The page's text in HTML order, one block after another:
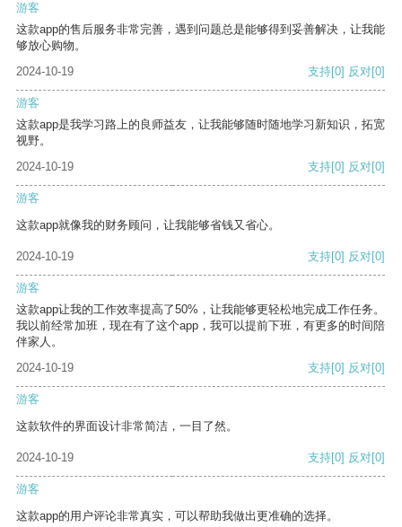
游客
这款app的售后服务非常完善，遇到问题总是能够得到妥善解决，让我能
够放心购物。
2024-10-19
支持[0] 反对[0]
游客
这款app是我学习路上的良师益友，让我能够随时随地学习新知识，拓宽
视野。
2024-10-19
支持[0] 反对[0]
游客
这款app就像我的财务顾问，让我能够省钱又省心。
2024-10-19 支持[0] 反对[0]
游客
这款app让我的工作效率提高了50%，让我能够更轻松地完成工作任务。
我以前经常加班，现在有了这个app，我可以提前下班，有更多的时间陪
伴家人。
2024-10-19
支持[0] 反对[0]
游客
这款软件的界面设计非常简洁，一目了然。
2024-10-19 支持[0] 反对[0]
游客
这款app的用户评论非常真实，可以帮助我做出更准确的选择。